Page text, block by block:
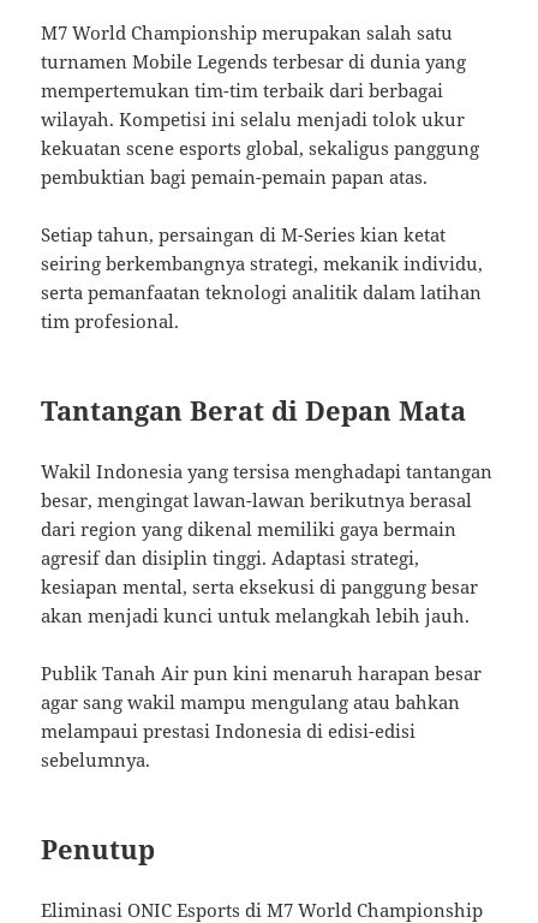
M7 World Championship merupakan salah satu
turnamen Mobile Legends terbesar di dunia yang
mempertemukan tim-tim terbaik dari berbagai
wilayah. Kompetisi ini selalu menjadi tolok ukur
kekuatan scene esports global, sekaligus panggung
pembuktian bagi pemain-pemain papan atas.
Setiap tahun, persaingan di M-Series kian ketat
seiring berkembangnya strategi, mekanik individu,
serta pemanfaatan teknologi analitik dalam latihan
tim profesional.
Tantangan Berat di Depan Mata
Wakil Indonesia yang tersisa menghadapi tantangan
besar, mengingat lawan-lawan berikutnya berasal
dari region yang dikenal memiliki gaya bermain
agresif dan disiplin tinggi. Adaptasi strategi,
kesiapan mental, serta eksekusi di panggung besar
akan menjadi kunci untuk melangkah lebih jauh.
Publik Tanah Air pun kini menaruh harapan besar
agar sang wakil mampu mengulang atau bahkan
melampaui prestasi Indonesia di edisi-edisi
sebelumnya.
Penutup
Eliminasi ONIC Esports di M7 World Championship